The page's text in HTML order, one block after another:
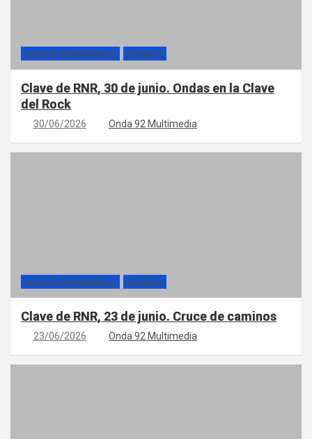
CLAVE DE ROCKANDROLL PÓDCAST
Clave de RNR, 30 de junio. Ondas en la Clave
del Rock
30/06/2026 Onda 92 Multimedia
CLAVE DE ROCKANDROLL PÓDCAST
Clave de RNR, 23 de junio. Cruce de caminos
23/06/2026 Onda 92 Multimedia